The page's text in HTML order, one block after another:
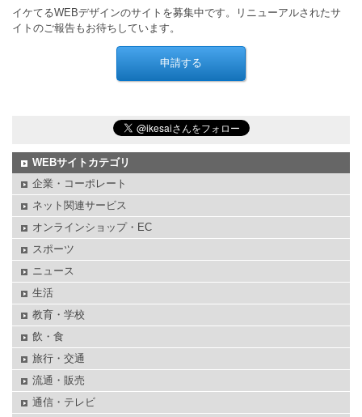
イケてるWEBデザインのサイトを募集中です。リニューアルされたサ
イトのご報告もお待ちしています。
WEBサイトカテゴリ
企業・コーポレート
ネット関連サービス
オンラインショップ・EC
スポーツ
ニュース
生活
教育・学校
飲・食
旅行・交通
流通・販売
通信・テレビ